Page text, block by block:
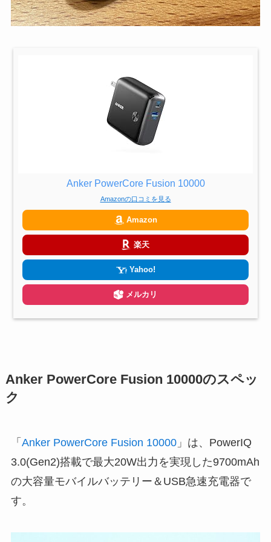
Anker PowerCore Fusion 10000
Amazonの口コミを見る
Amazon
楽天
Yahoo!
メルカリ
Anker PowerCore Fusion 10000のスペッ
ク
「 Anker PowerCore Fusion 10000」は、PowerIQ
3.0(Gen2)搭載で最大20W出力を実現した9700mAh
の大容量モバイルバッテリー＆USB急速充電器で
す。